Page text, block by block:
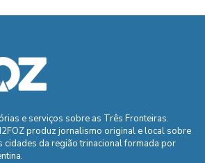
e serviços sobre as Três Fronteiras.
produz jornalismo original e local sobre
cidades da região trinacional formada por